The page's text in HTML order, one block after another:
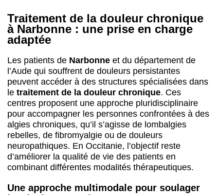
Traitement de la douleur chronique
à Narbonne : une prise en charge
adaptée
Les patients de Narbonne et du département de
l’Aude qui souffrent de douleurs persistantes
peuvent accéder à des structures spécialisées dans
le traitement de la douleur chronique. Ces
centres proposent une approche pluridisciplinaire
pour accompagner les personnes confrontées à des
algies chroniques, qu’il s’agisse de lombalgies
rebelles, de fibromyalgie ou de douleurs
neuropathiques. En Occitanie, l’objectif reste
d’améliorer la qualité de vie des patients en
combinant différentes modalités thérapeutiques.
Une approche multimodale pour soulager